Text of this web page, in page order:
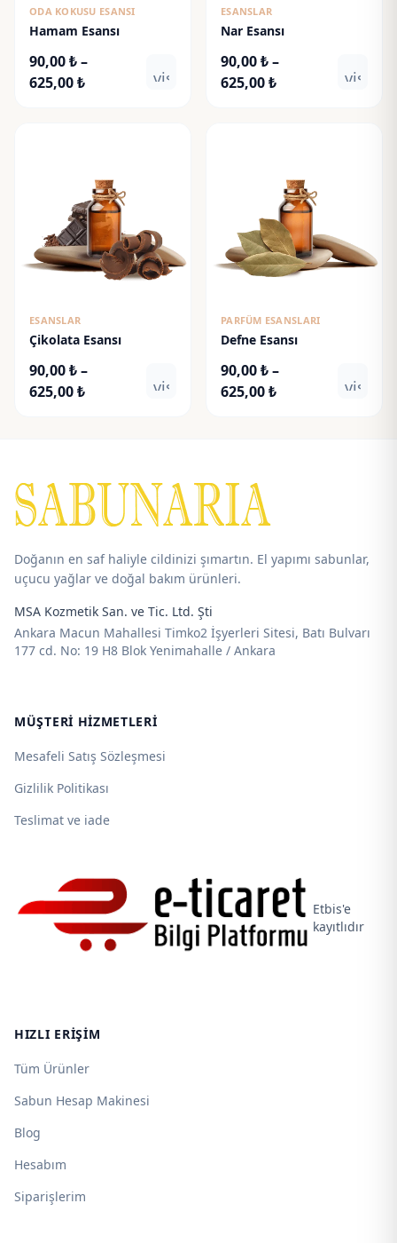
ODA KOKUSU ESANSI
Hamam Esansı
90,00₺–
625,00₺Fiyat
visibility
ESANSLAR
Nar Esansı
90,00₺–
625,00₺Fiyat
ESANSLAR
Çikolata Esansı
90,00₺–
625,00₺Fiyat
visibility
PARFÜM ESANSLARI
Defne Esansı
90,00₺–
625,00₺Fiyat
Doğanın en saf haliyle cildinizi şımartın. El yapımı sabunlar,
uçucu yağlar ve doğal bakım ürünleri.
MSA Kozmetik San. ve Tic. Ltd. Şti
Ankara Macun Mahallesi Timko2 İşyerleri Sitesi, Batı Bulvarı
177 cd. No: 19 H8 Blok Yenimahalle / Ankara
MÜŞTERI HIZMETLERI
Mesafeli Satış Sözleşmesi
Gizlilik Politikası
Teslimat ve iade
Etbis'e
kayıtlıdır
HIZLI ERIŞIM
Tüm Ürünler
Sabun Hesap Makinesi
Blog
Hesabım
Siparişlerim